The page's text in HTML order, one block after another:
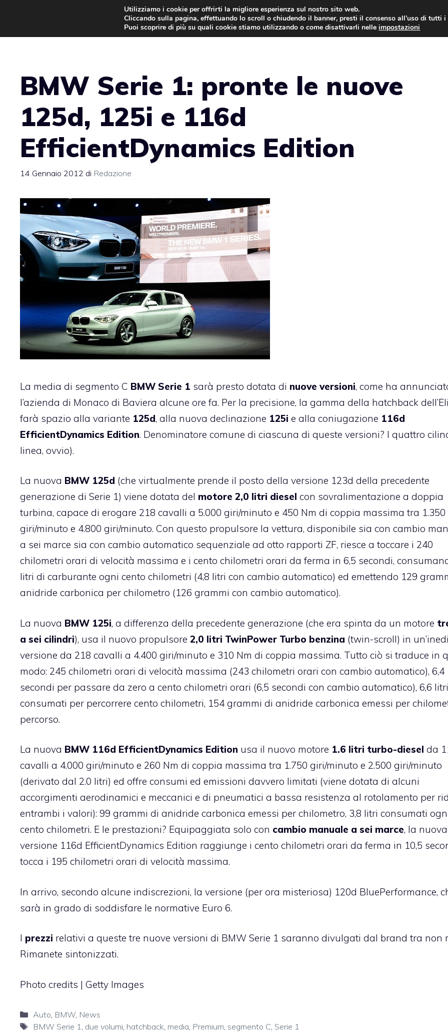
contenuto
AUTO NEWS
BMW Serie 1: pronte le nuove
125d, 125i e 116d
EfficientDynamics Edition
14 Gennaio 2012 di Redazione
La media di segmento C BMW Serie 1 sarà presto dotata di nuove versioni, come ha
l’azienda di Monaco di Baviera alcune ore fa. Per la precisione, la gamma della hatchback
farà spazio alla variante 125d, alla nuova declinazione 125i e alla coniugazione 116d
EfficientDynamics Edition. Denominatore comune di ciascuna di queste versioni? I quattro
linea, ovvio).
La nuova BMW 125d (che virtualmente prende il posto della versione 123d della precedente
generazione di Serie 1) viene dotata del motore 2,0 litri diesel con sovralimentazione a doppia
turbina, capace di erogare 218 cavalli a 5.000 giri/minuto e 450 Nm di coppia massima tra 1.350
giri/minuto e 4.800 giri/minuto. Con questo propulsore la vettura, disponibile sia con cambio
a sei marce sia con cambio automatico sequenziale ad otto rapporti ZF, riesce a toccare i 240
chilometri orari di velocità massima e i cento chilometri orari da ferma in 6,5 secondi,
litri di carburante ogni cento chilometri (4,8 litri con cambio automatico) ed emettendo 129
anidride carbonica per chilometro (126 grammi con cambio automatico).
La nuova BMW 125i, a differenza della precedente generazione (che era spinta da un motore
a sei cilindri), usa il nuovo propulsore 2,0 litri TwinPower Turbo benzina (twin-scroll) in
versione da 218 cavalli a 4.400 giri/minuto e 310 Nm di coppia massima. Tutto ciò si traduce in
modo: 245 chilometri orari di velocità massima (243 chilometri orari con cambio automatico), 6,4
secondi per passare da zero a cento chilometri orari (6,5 secondi con cambio automatico), 6,6 litri
consumati per percorrere cento chilometri, 154 grammi di anidride carbonica emessi per
percorso.
La nuova BMW 116d EfficientDynamics Edition usa il nuovo motore 1.6 litri turbo-diesel da
cavalli a 4.000 giri/minuto e 260 Nm di coppia massima tra 1.750 giri/minuto e 2.500 giri/minuto
(derivato dal 2.0 litri) ed offre consumi ed emissioni davvero limitati (viene dotata di alcuni
accorgimenti aerodinamici e meccanici e di pneumatici a bassa resistenza al rotolamento per
entrambi i valori): 99 grammi di anidride carbonica emessi per chilometro, 3,8 litri consumati
cento chilometri. E le prestazioni? Equipaggiata solo con cambio manuale a sei marce, la nuova
versione 116d EfficientDynamics Edition raggiunge i cento chilometri orari da ferma in 10,5
tocca i 195 chilometri orari di velocità massima.
In arrivo, secondo alcune indiscrezioni, la versione (per ora misteriosa) 120d BluePerformance,
sarà in grado di soddisfare le normative Euro 6.
I prezzi relativi a queste tre nuove versioni di BMW Serie 1 saranno divulgati dal brand tra non
Rimanete sintonizzati.
Photo credits | Getty Images
Categorie
Auto BMW, News
Tag
BMW Serie 1 due volumi hatchback media Premium segmento C Serie 1
Utilizziamo i cookie per offrirti la migliore esperienza sul nostro sito web.
Cliccando sulla pagina, effettuando lo scroll o chiudendo il banner, presti il consenso all’uso di tutti i
Puoi scoprire di più su quali cookie stiamo utilizzando o come disattivarli nelleimpostazioni